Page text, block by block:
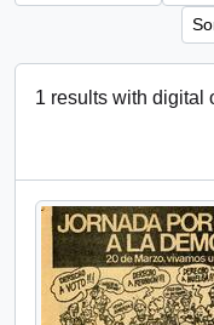
1 results with digital